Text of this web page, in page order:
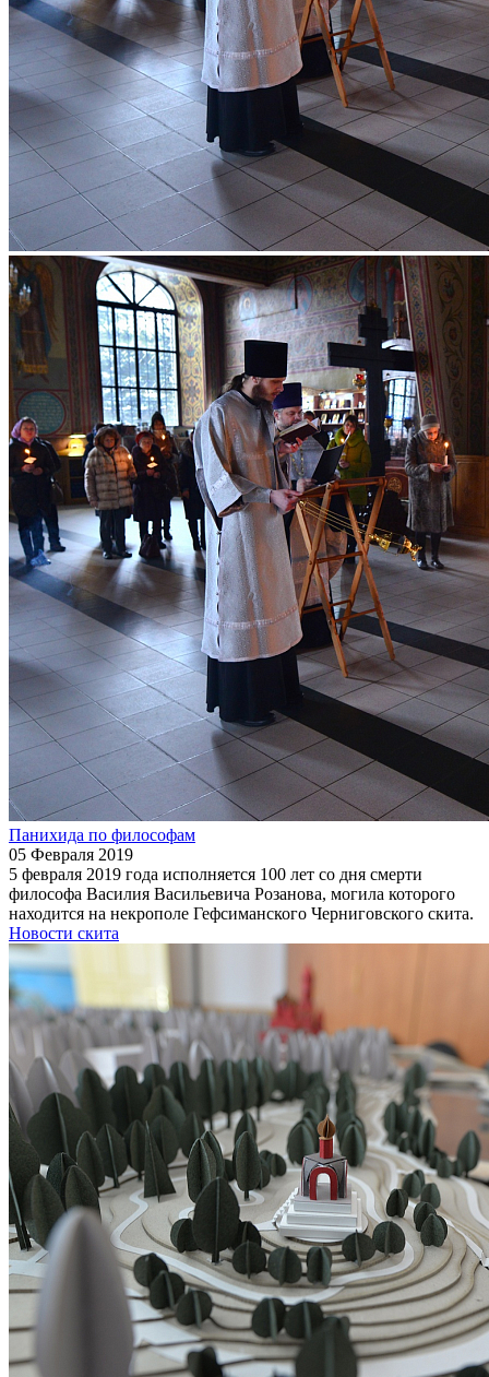
Панихида по философам
05 Февраля 2019
5 февраля 2019 года исполняется 100 лет со дня смерти
философа Василия Васильевича Розанова, могила которого
находится на некрополе Гефсиманского Черниговского скита.
Новости скита